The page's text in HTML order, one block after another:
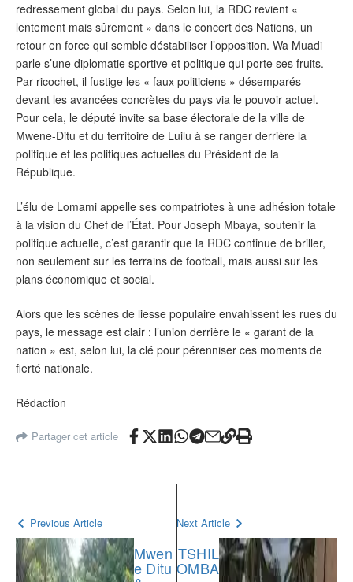
redressement global du pays. Selon lui, la RDC revient «
lentement mais sûrement » dans le concert des Nations, un
retour en force qui semble déstabiliser l’opposition. Wa Muadi
parle s’une diplomatie sportive et politique qui porte ses fruits.
Par ricochet, il fustige les « faux politiciens » désemparés
devant les avancées concrètes du pays via le pouvoir actuel.
Pour cela, le député invite sa base électorale de la ville de
Mwene-Ditu et du territoire de Luilu à se ranger derrière la
politique et les politiques actuelles du Président de la
République.
L’élu de Lomami appelle ses compatriotes à une adhésion totale
à la vision du Chef de l’État. Pour Joseph Mbaya, soutenir la
politique actuelle, c’est garantir que la RDC continue de briller,
non seulement sur les terrains de football, mais aussi sur les
plans économique et social.
Alors que les scènes de liesse populaire envahissent les rues du
pays, le message est clair : l’union derrière le « garant de la
nation » est, selon lui, la clé pour pérenniser ces moments de
fierté nationale.
Rédaction
Partager cet article
Previous Article
Mwen
e Ditu
Next Article
‎TSHIL
OMBA